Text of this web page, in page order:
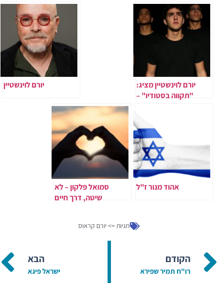
יורם לוינשטיין מציג:
"תקווה בסטודיו" –
יורם לוינשטיין
אהוד מנור ז"ל
סמואל פלקון – לא
שיטה, דרך חיים
תגיות =>יורם קראוס
הקודם
רו"ח תמיר שפירא
הבא
ישראל פיגא